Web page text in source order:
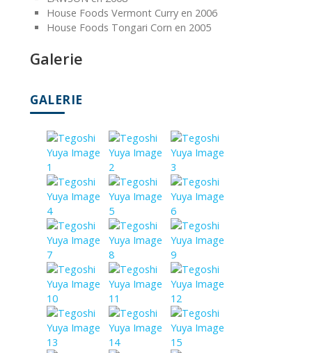
House Foods Vermont Curry en 2006
House Foods Tongari Corn en 2005
Galerie
GALERIE